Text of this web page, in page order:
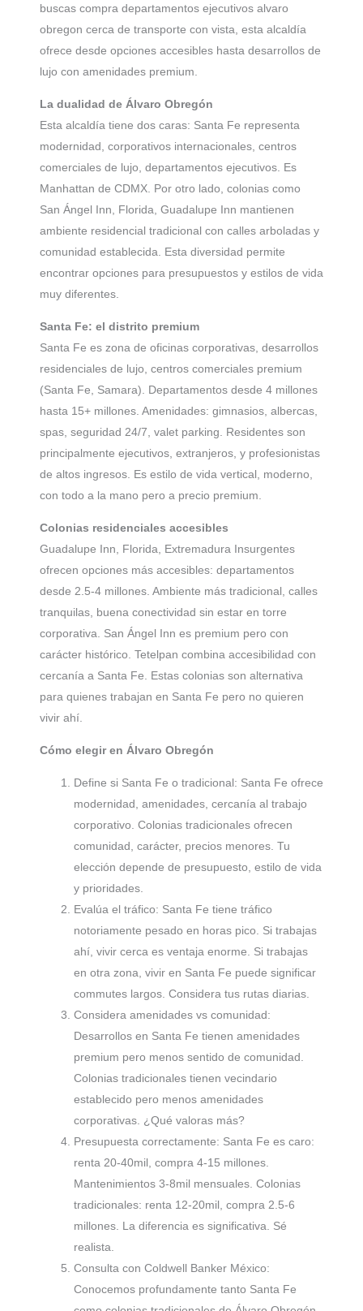
buscas compra departamentos ejecutivos alvaro
obregon cerca de transporte con vista, esta alcaldía
ofrece desde opciones accesibles hasta desarrollos de
lujo con amenidades premium.
La dualidad de Álvaro Obregón
Esta alcaldía tiene dos caras: Santa Fe representa
modernidad, corporativos internacionales, centros
comerciales de lujo, departamentos ejecutivos. Es
Manhattan de CDMX. Por otro lado, colonias como
San Ángel Inn, Florida, Guadalupe Inn mantienen
ambiente residencial tradicional con calles arboladas y
comunidad establecida. Esta diversidad permite
encontrar opciones para presupuestos y estilos de vida
muy diferentes.
Santa Fe: el distrito premium
Santa Fe es zona de oficinas corporativas, desarrollos
residenciales de lujo, centros comerciales premium
(Santa Fe, Samara). Departamentos desde 4 millones
hasta 15+ millones. Amenidades: gimnasios, albercas,
spas, seguridad 24/7, valet parking. Residentes son
principalmente ejecutivos, extranjeros, y profesionistas
de altos ingresos. Es estilo de vida vertical, moderno,
con todo a la mano pero a precio premium.
Colonias residenciales accesibles
Guadalupe Inn, Florida, Extremadura Insurgentes
ofrecen opciones más accesibles: departamentos
desde 2.5-4 millones. Ambiente más tradicional, calles
tranquilas, buena conectividad sin estar en torre
corporativa. San Ángel Inn es premium pero con
carácter histórico. Tetelpan combina accesibilidad con
cercanía a Santa Fe. Estas colonias son alternativa
para quienes trabajan en Santa Fe pero no quieren
vivir ahí.
Cómo elegir en Álvaro Obregón
Define si Santa Fe o tradicional: Santa Fe ofrece
modernidad, amenidades, cercanía al trabajo
corporativo. Colonias tradicionales ofrecen
comunidad, carácter, precios menores. Tu
elección depende de presupuesto, estilo de vida
y prioridades.
Evalúa el tráfico: Santa Fe tiene tráfico
notoriamente pesado en horas pico. Si trabajas
ahí, vivir cerca es ventaja enorme. Si trabajas
en otra zona, vivir en Santa Fe puede significar
commutes largos. Considera tus rutas diarias.
Considera amenidades vs comunidad:
Desarrollos en Santa Fe tienen amenidades
premium pero menos sentido de comunidad.
Colonias tradicionales tienen vecindario
establecido pero menos amenidades
corporativas. ¿Qué valoras más?
Presupuesta correctamente: Santa Fe es caro:
renta 20-40mil, compra 4-15 millones.
Mantenimientos 3-8mil mensuales. Colonias
tradicionales: renta 12-20mil, compra 2.5-6
millones. La diferencia es significativa. Sé
realista.
Consulta con Coldwell Banker México:
Conocemos profundamente tanto Santa Fe